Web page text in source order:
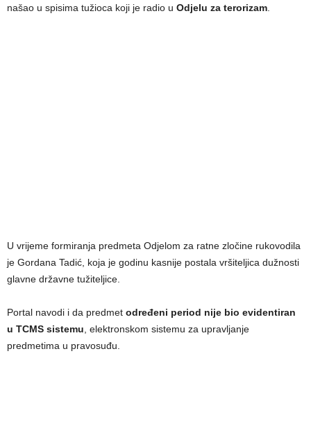
našao u spisima tužioca koji je radio u Odjelu za terorizam
U vrijeme formiranja predmeta Odjelom za ratne zločine rukovodila
je Gordana Tadić, koja je godinu kasnije postala vršiteljica dužnosti
glavne državne tužiteljice.
Portal navodi i da predmet određeni period nije bio evidentiran
u TCMS sistemu , elektronskom sistemu za upravljanje
predmetima u pravosuđu.